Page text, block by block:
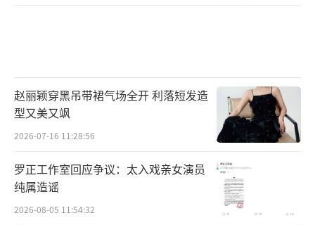
赵丽颖穿黑吊带裙气场全开 利落短发造
型又美又飒
2026-07-16 11:28:56
罗正工作室回应争议：太入戏亲女演员
纯属造谣
2026-08-05 11:54:32